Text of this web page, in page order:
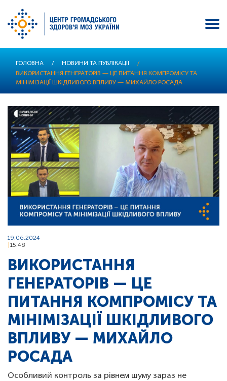
ГОЛОВНА / НОВИНИ ТА ПУБЛІКАЦІЇ
/
ВИКОРИСТАННЯ ГЕНЕРАТОРІВ — ЦЕ ПИТАННЯ КОМПРОМІСУ ТА
МІНІМІЗАЦІЇ ШКІДЛИВОГО ВПЛИВУ — МИХАЙЛО РОСАДА
19.06.2024
15:48
ВИКОРИСТАННЯ
ГЕНЕРАТОРІВ — ЦЕ
ПИТАННЯ КОМПРОМІСУ ТА
МІНІМІЗАЦІЇ ШКІДЛИВОГО
ВПЛИВУ — МИХАЙЛО
РОСАДА
Особливий контроль за рівнем шуму зараз не